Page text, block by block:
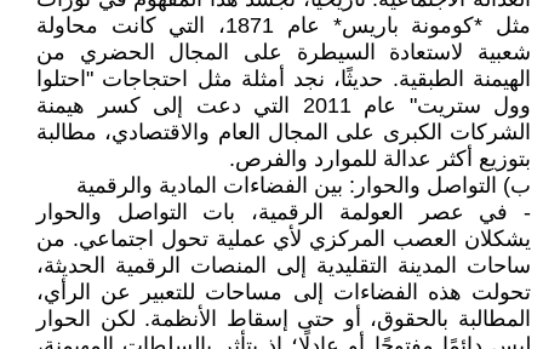
مثل *كومونة باريس* عام 1871، التي كانت محاولة
شعبية لاستعادة السيطرة على المجال الحضري من
الهيمنة الطبقية. حديثًا، نجد أمثلة مثل احتجاجات "احتلوا
وول ستريت" عام 2011 التي دعت إلى كسر هيمنة
الشركات الكبرى على المجال العام والاقتصادي، مطالبة
بتوزيع أكثر عدالة للموارد والفرص.
‌ب) التواصل والحوار: بين الفضاءات المادية والرقمية
- في عصر العولمة الرقمية، بات التواصل والحوار
يشكلان العصب المركزي لأي عملية تحول اجتماعي. من
ساحات المدينة التقليدية إلى المنصات الرقمية الحديثة،
تحولت هذه الفضاءات إلى مساحات للتعبير عن الرأي،
المطالبة بالحقوق، أو حتى إسقاط الأنظمة. لكن الحوار